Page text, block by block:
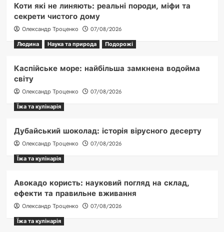
Коти які не линяють: реальні породи, міфи та
секрети чистого дому
Олександр Троценко
07/08/2026
Людина
Наука та природа Подорожі
Каспійське море: найбільша замкнена водойма
світу
Олександр Троценко
07/08/2026
Їжа та кулінарія
Дубайський шоколад: історія вірусного десерту
Олександр Троценко
07/08/2026
Їжа та кулінарія
Авокадо користь: науковий погляд на склад,
ефекти та правильне вживання
Олександр Троценко
07/08/2026
Їжа та кулінарія